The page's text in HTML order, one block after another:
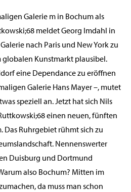
Galerie m in Bochum als
meldet Georg Imdahl in
nach Paris und New York zu
Kunstmarkt plausibel.
eine Dependance zu eröffnen
Galerie Hans Mayer –, mutet
speziell an. Jetzt hat sich Nils
einen neuen, fünften
Das Ruhrgebiet rühmt sich zu
Nennenswerter
Duisburg und Dortmund
also Bochum? Mitten im
da muss man schon